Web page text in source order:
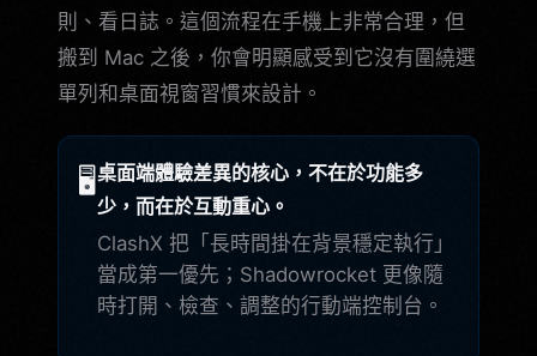
則、看日誌。這個流程在手機上非常合理，但
搬到 Mac 之後，你會明顯感受到它沒有圍繞選
單列和桌面視窗習慣來設計。
🖥️桌面端體驗差異的核心，不在於功能多
少，而在於互動重心。
ClashX 把「長時間掛在背景穩定執行」
當成第一優先；Shadowrocket 更像隨
時打開、檢查、調整的行動端控制台。